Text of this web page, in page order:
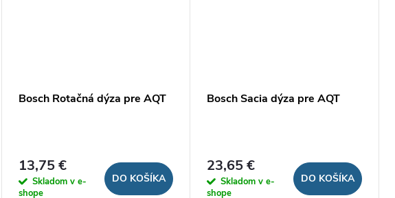
Bosch Rotačná dýza pre AQT
13,75 €
Skladom v e-
shope
DO KOŠÍKA
Bosch Sacia dýza pre AQT
23,65 €
Skladom v e-
shope
DO KOŠÍKA